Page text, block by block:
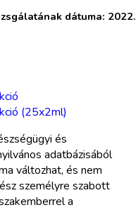
dátuma: 2022.
(25x2ml)
és
adatbázisából
változhat, és nem
személyre szabott
a